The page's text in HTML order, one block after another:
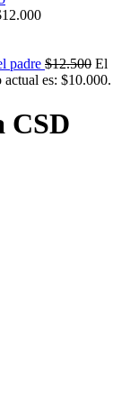
12.000
padre $12.500 El
es: $10.000.
CSD